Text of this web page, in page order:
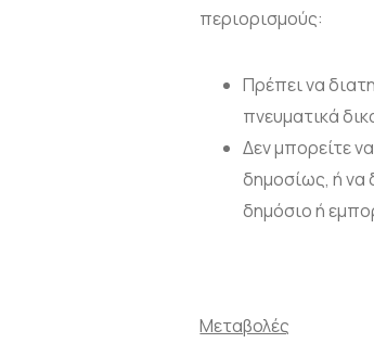
περιορισμούς:
Πρέπει να
πνευματικά
Δεν μπορείτε
δημοσίως, ή να
δημόσιο ή
Μεταβολές